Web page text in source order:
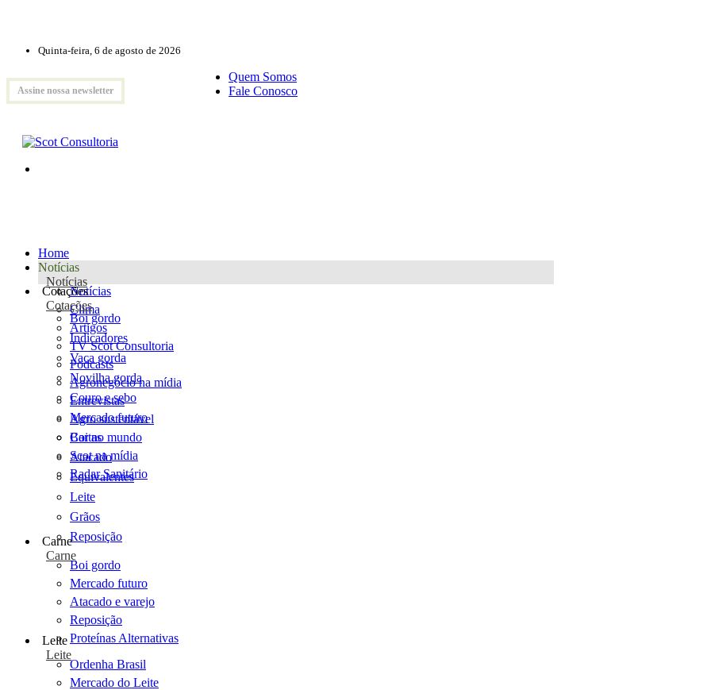
Quinta-feira, 6 de agosto de 2026
Assine nossa newsletter
Quem Somos
Fale Conosco
Home
Notícias
Notícias
Notícias
Clima
Artigos
TV Scot Consultoria
Podcasts
Agronegócio na mídia
Entrevistas
Agro sustentável
Cartas
Scot na mídia
Radar Sanitário
Cotações
Cotações
Boi gordo
Indicadores
Vaca gorda
Novilha gorda
Couro e sebo
Mercado futuro
Boi no mundo
Atacado
Equivalentes
Leite
Grãos
Reposição
Carne
Carne
Boi gordo
Mercado futuro
Atacado e varejo
Reposição
Proteínas Alternativas
Leite
Leite
Ordenha Brasil
Mercado do Leite